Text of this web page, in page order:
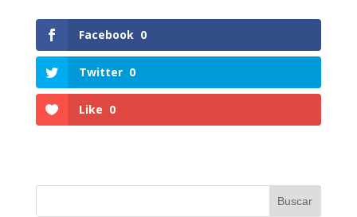
Facebook 0
Twitter 0
Like 0